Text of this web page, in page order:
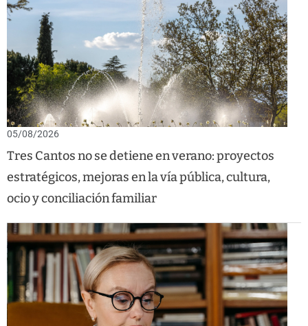
05/08/2026
Tres Cantos no se detiene en verano: proyectos
estratégicos, mejoras en la vía pública, cultura,
ocio y conciliación familiar